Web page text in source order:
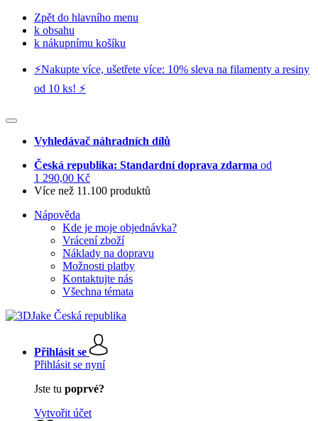
Zpět do hlavního menu
k obsahu
k nákupnímu košíku
⚡️Nakupte více, ušetřete více: 10% sleva na filamenty a resiny
od 10 ks! ⚡️
Vyhledávač náhradních dílů
Česká republika: Standardní doprava zdarma od
1 290,00 Kč
Více než 11.100 produktů
Nápověda
Kde je moje objednávka?
Vrácení zboží
Náklady na dopravu
Možnosti platby
Kontaktujte nás
Všechna témata
Přihlásit se
Přihlásit se nyní
Jste tu poprvé?
Vytvořit účet